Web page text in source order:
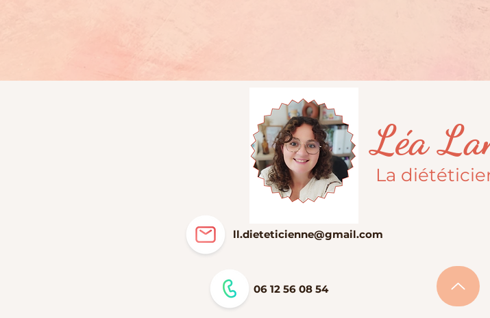
Léa
La
ll.dieteticienne@gmail.com
06 12 56 08 54